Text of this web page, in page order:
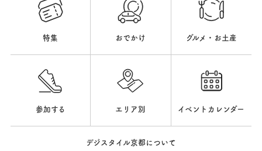
特集 おでかけ グルメ・お土産
参加する エリア別 イベントカレンダー
デジスタイル京都について